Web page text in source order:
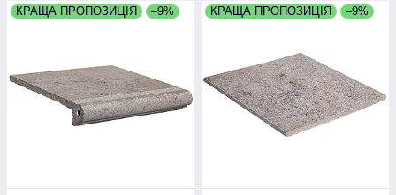
КРАЩА ПРОПОЗИЦІЯ –9% КРАЩА ПРОПОЗИЦІЯ –9%